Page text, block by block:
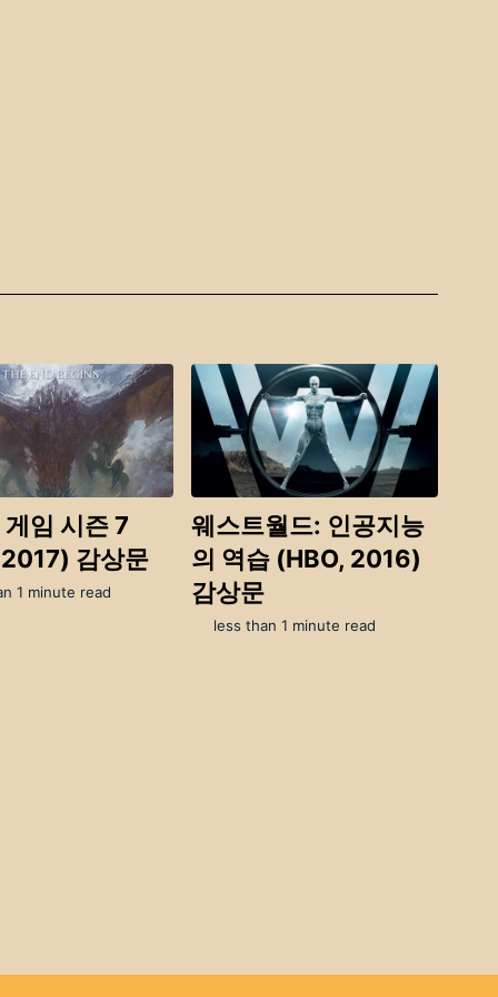
임 시즌 7
감상문
1 minute read
웨스트월드: 인공지능
의 역습 (HBO, 2016)
감상문
less than 1 minute read